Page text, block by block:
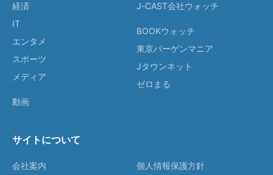
経済
IT
エンタメ
スポーツ
メディア
動画
J-CAST会社ウォッチ
BOOKウォッチ
東京バーゲンマニア
Jタウンネット
ゼロまる
サイトについて
会社案内 個人情報保護方針